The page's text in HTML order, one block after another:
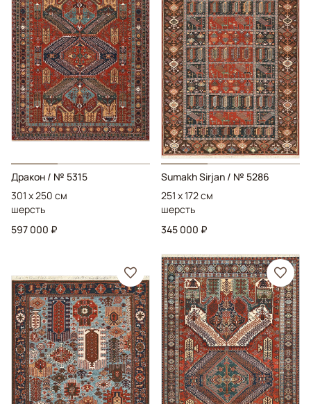
Дракон / № 5315
301 x 250 см
шерсть
597 000 ₽
Sumakh Sirjan / № 5286
251 x 172 см
шерсть
345 000 ₽